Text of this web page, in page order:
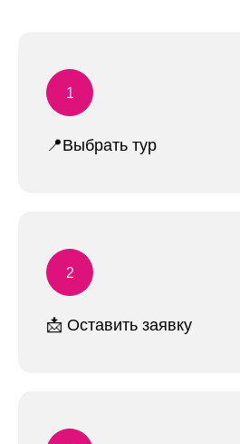
📍Выбрать тур
📩 Оставить заявку